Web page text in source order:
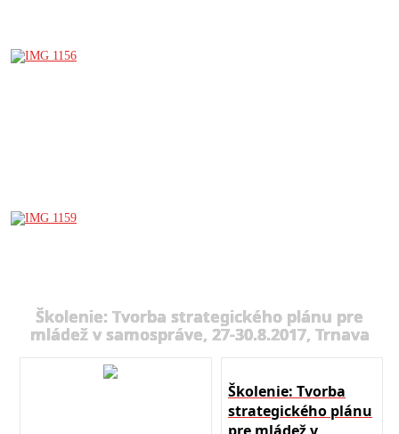
Školenie: Tvorba strategického plánu pre
mládež v samospráve, 27-30.8.2017, Trnava
Školenie: Tvorba
strategického plánu